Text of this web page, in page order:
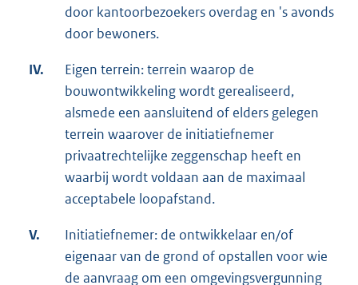
door kantoorbezoekers overdag en 's avonds
door bewoners.
IV.
Eigen terrein: terrein waarop de
bouwontwikkeling wordt gerealiseerd,
alsmede een aansluitend of elders gelegen
terrein waarover de initiatiefnemer
privaatrechtelijke zeggenschap heeft en
waarbij wordt voldaan aan de maximaal
acceptabele loopafstand.
V.
Initiatiefnemer: de ontwikkelaar en/of
eigenaar van de grond of opstallen voor wie
de aanvraag om een omgevingsvergunning